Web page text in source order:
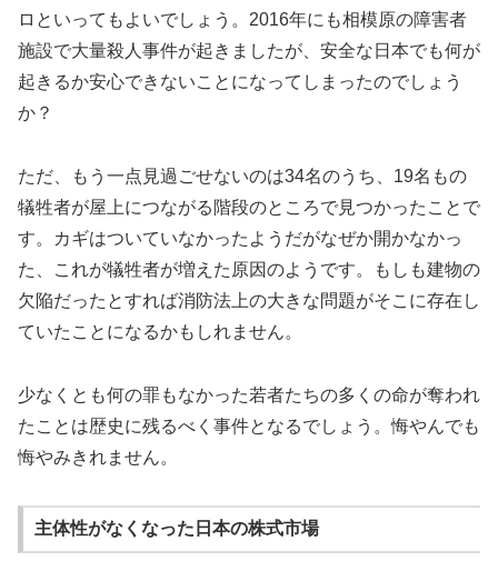
ロといってもよいでしょう。2016年にも相模原の障害者
施設で大量殺人事件が起きましたが、安全な日本でも何が
起きるか安心できないことになってしまったのでしょう
か？
ただ、もう一点見過ごせないのは34名のうち、19名もの
犠牲者が屋上につながる階段のところで見つかったことで
す。カギはついていなかったようだがなぜか開かなかっ
た、これが犠牲者が増えた原因のようです。もしも建物の
欠陥だったとすれば消防法上の大きな問題がそこに存在し
ていたことになるかもしれません。
少なくとも何の罪もなかった若者たちの多くの命が奪われ
たことは歴史に残るべく事件となるでしょう。悔やんでも
悔やみきれません。
主体性がなくなった日本の株式市場